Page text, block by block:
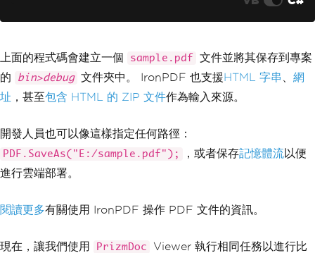
上面的程式碼會建立一個 sample.pdf
文件並將其保存到專案
的
bin>debug 文件夾中。 IronPDF 也支援HTML 字串
網
址 ，甚至包含 HTML 的 ZIP 文件作為輸入來源。
開發人員也可以像這樣指定任何路徑：
PDF.SaveAs("E:/sample.pdf"); ，或者保存記憶體流以便
進行雲端部署。
閱讀更多有關使用 IronPDF 操作 PDF 文件的資訊。
現在，讓我們使用 PrizmDoc
Viewer 執行相同任務以進行比